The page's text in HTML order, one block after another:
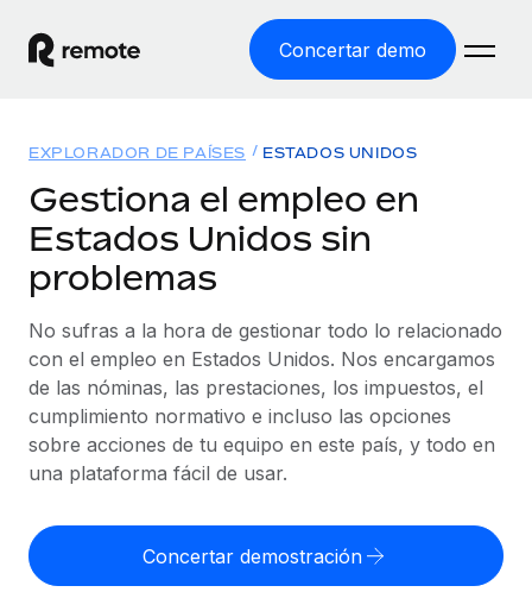
Concertar demo
EMPLEO GLOBAL
Nómina global
legalidad.
Employer of Record
Expándete en todo el mundo sin gastar en entidades.
Contractor of Record
cumpliendo la normativa.
Contractor Management
Soluciones
Explorador de países
Consulta el soporte del empleo global según el país.
Explorador estatal de EE. UU.
Simplifica la contratación en todos los estados de EE.
UU.
Comparador de Remote
Compáranos con otras empresas.
Recursos
HERRAMIENTAS Y CALCULADORAS
Calculadora del riesgo de clasificación errónea
Consulta el riesgo de clasificación errónea por país.
Calculadora del coste por empleado
cualquier país.
Precios
Español
English
Nederlands Iniciar sesión
EXPLORADOR DE PAÍSES ESTADOS UNIDOS
Gestiona el empleo en
Estados Unidos sin
problemas
No sufras a la hora de gestionar todo lo relacionado
con el empleo en Estados Unidos. Nos encargamos
de las nóminas, las prestaciones, los impuestos, el
cumplimiento normativo e incluso las opciones
sobre acciones de tu equipo en este país, y todo en
una plataforma fácil de usar.
Concertar demostración